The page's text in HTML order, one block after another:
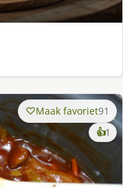
Maak favoriet91
👍1